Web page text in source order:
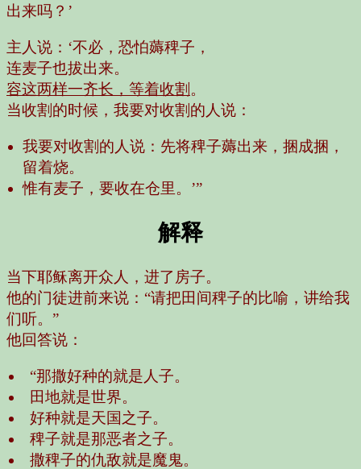
出来吗？’
主人说：‘不必，恐怕薅稗子，
连麦子也拔出来。
容这两样一齐长，等着收割 。
当收割的时候，我要对收割的人说：
我要对收割的人说：先将稗子薅出来，捆成捆，
留着烧。
惟有麦子，要收在仓里。’”
解释
当下耶稣离开众人，进了房子。
他的门徒进前来说：“请把田间稗子的比喻，讲给我
们听。”
他回答说：
“那撒好种的就是人子。
田地就是世界。
好种就是天国之子。
稗子就是那恶者之子。
撒稗子的仇敌就是魔鬼。